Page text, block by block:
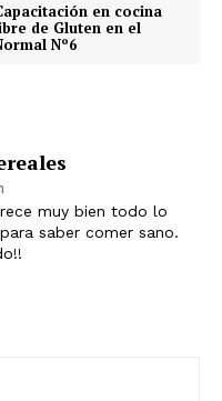
en cocina
de Gluten en el
Nº6
muy bien todo lo
saber comer sano.